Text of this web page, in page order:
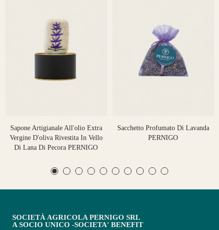
Sapone Artigianale All'olio Extra
Vergine D'oliva Rivestita In Vello
Di Lana Di Pecora PERNIGO
Sacchetto Profumato Di Lavanda
PERNIGO
SOCIETÀ AGRICOLA PERNIGO SRL
A SOCIO UNICO -SOCIETA' BENEFIT